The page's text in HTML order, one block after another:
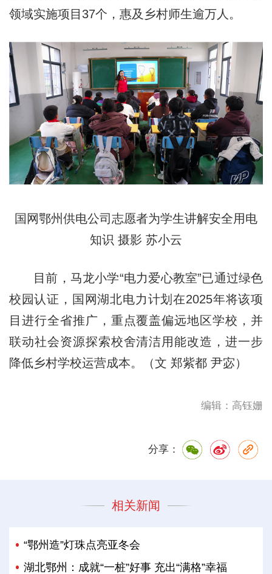
领域实施项目37个，惠及乡村师生逾万人。
国网鄂州供电公司志愿者为学生讲解安全用电
知识 摄影 苏小云
目前，马龙小学“电力爱心教室”已通过绿色
校园认证，国网湖北电力计划在2025年将该项
目进行全省推广，重点覆盖偏远地区学校，并
联动社会资源探索校舍清洁用能改造，进一步
降低乡村学校运营成本。（文 郑紫都 尹宓）
编辑：高钰姗
分享：
相关新闻
“鄂州造”灯珠点亮亚冬会
湖北鄂州：成就“一桩”好事 充出“满格”幸福